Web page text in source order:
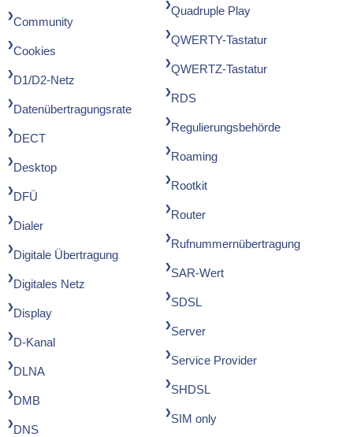
Community
Cookies
D1/D2-Netz
Datenübertragungsrate
DECT
Desktop
DFÜ
Dialer
Digitale Übertragung
Digitales Netz
Display
D-Kanal
DLNA
DMB
DNS
Quadruple Play
QWERTY-Tastatur
QWERTZ-Tastatur
RDS
Regulierungsbehörde
Roaming
Rootkit
Router
Rufnummernübertragung
SAR-Wert
SDSL
Server
Service Provider
SHDSL
SIM only